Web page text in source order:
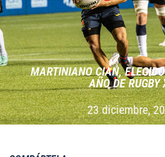
MARTINIANO CIAN,
AÑO DE RUGBY
23 diciembre,